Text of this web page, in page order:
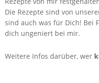
Die Rezepte sind von
sind auch was für Dich! Bei
dich ungeniert bei mir.
Weitere Infos darüber, wer